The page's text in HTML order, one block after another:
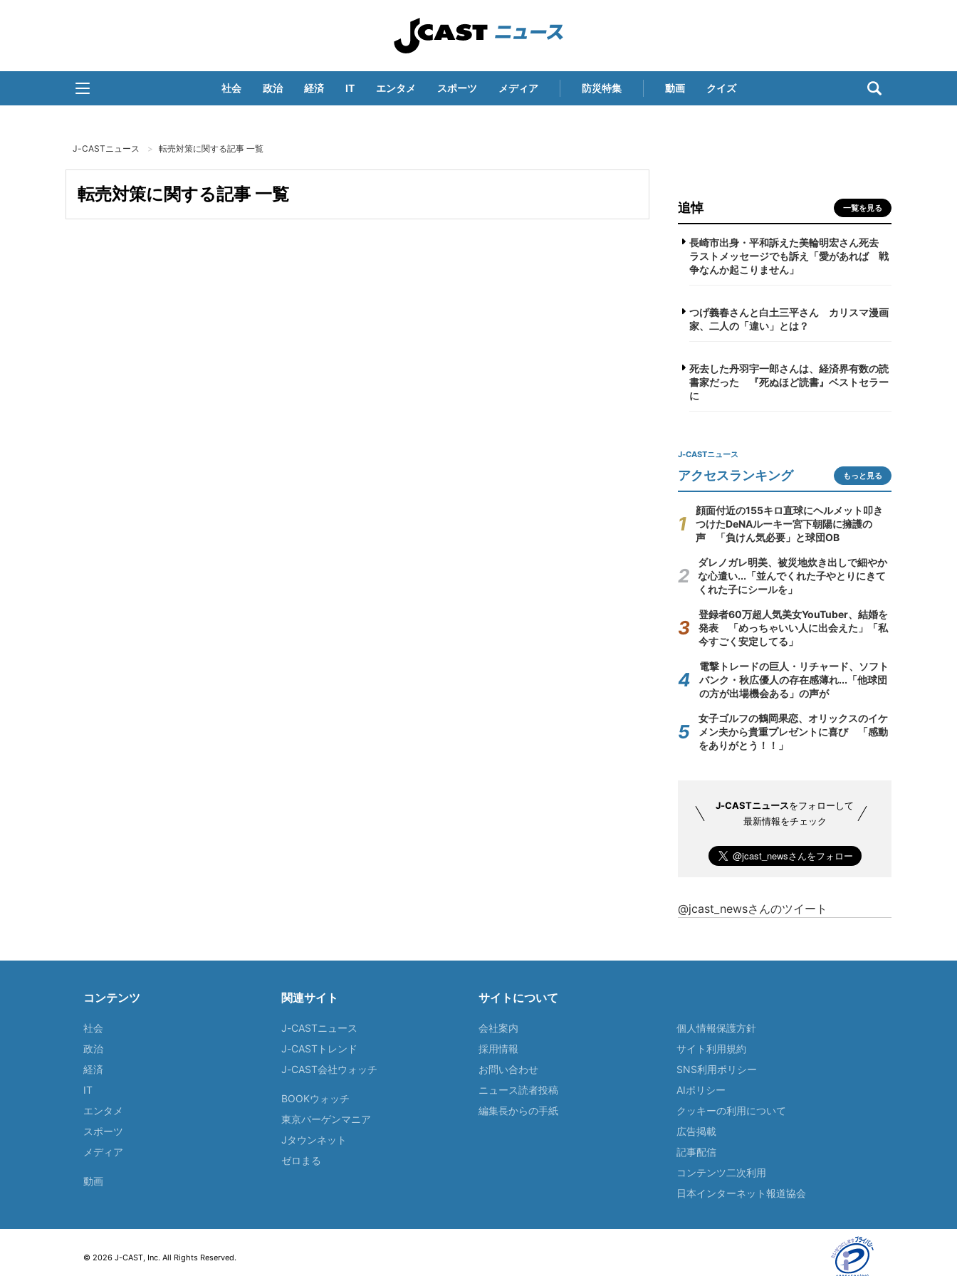
社会 政治 経済 IT エンタメ スポーツ メディア 防災特集 動画 クイズ
J-CASTニュース 転売対策に関する記事 一覧
転売対策に関する記事 一覧
追悼 一覧を見る
長崎市出身・平和訴えた美輪明宏さん死去
ラストメッセージでも訴え「愛があれば 戦
争なんか起こりません」
つげ義春さんと白土三平さん カリスマ漫画
家、二人の「違い」とは？
死去した丹羽宇一郎さんは、経済界有数の読
書家だった 『死ぬほど読書』ベストセラー
に
J-CASTニュース
アクセスランキング もっと見る
顔面付近の155キロ直球にヘルメット叩き
つけたDeNAルーキー宮下朝陽に擁護の
声 「負けん気必要」と球団OB
ダレノガレ明美、被災地炊き出しで細やか
な心遣い...「並んでくれた子やとりにきて
くれた子にシールを」
登録者60万超人気美女YouTuber、結婚を
発表 「めっちゃいい人に出会えた」「私
今すごく安定してる」
電撃トレードの巨人・リチャード、ソフト
バンク・秋広優人の存在感薄れ...「他球団
の方が出場機会ある」の声が
女子ゴルフの鶴岡果恋、オリックスのイケ
メン夫から貴重プレゼントに喜び 「感動
をありがとう！！」
J-CASTニュースをフォローして
最新情報をチェック
@jcast_newsさんのツイート
コンテンツ
社会
政治
経済
IT
エンタメ
スポーツ
メディア
動画
関連サイト
J-CASTニュース
J-CASTトレンド
J-CAST会社ウォッチ
BOOKウォッチ
東京バーゲンマニア
Jタウンネット
ゼロまる
サイトについて
会社案内
採用情報
お問い合わせ
ニュース読者投稿
編集長からの手紙
個人情報保護方針
サイト利用規約
SNS利用ポリシー
AIポリシー
クッキーの利用について
広告掲載
記事配信
コンテンツ二次利用
日本インターネット報道協会
© 2026 J-CAST, Inc. All Rights Reserved.